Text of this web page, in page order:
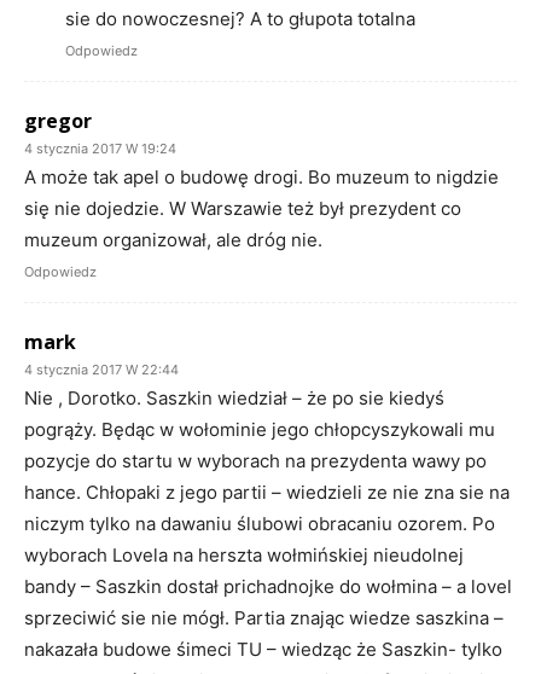
sie do nowoczesnej? A to głupota totalna
Odpowiedz
gregor
4 stycznia 2017 W 19:24
A może tak apel o budowę drogi. Bo muzeum to nigdzie
się nie dojedzie. W Warszawie też był prezydent co
muzeum organizował, ale dróg nie.
Odpowiedz
mark
4 stycznia 2017 W 22:44
Nie , Dorotko. Saszkin wiedział – że po sie kiedyś
pogrąży. Będąc w wołominie jego chłopcyszykowali mu
pozycje do startu w wyborach na prezydenta wawy po
hance. Chłopaki z jego partii – wiedzieli ze nie zna sie na
niczym tylko na dawaniu ślubowi obracaniu ozorem. Po
wyborach Lovela na herszta wołmińskiej nieudolnej
bandy – Saszkin dostał prichadnojke do wołmina – a lovel
sprzeciwić sie nie mógł. Partia znając wiedze saszkina –
nakazała budowe śimeci TU – wiedząc że Saszkin- tylko